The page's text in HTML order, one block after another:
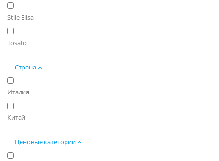
Stile Elisa
Tosato
Страна
Италия
Китай
Ценовые категории